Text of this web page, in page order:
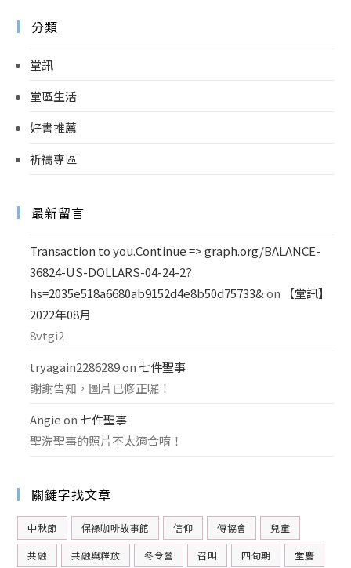
分類
堂訊
堂區生活
好書推薦
祈禱專區
最新留言
Transaction to you.Continue => graph.org/BALANCE-
36824-US-DOLLARS-04-24-2?
hs=2035e518a6680ab9152d4e8b50d75733& on
【堂訊】
2022年08月
8vtgi2
tryagain2286289on 七件聖事
謝謝告知，圖片已修正囉！
Angie on 七件聖事
聖洗聖事的照片不太適合唷！
關鍵字找文章
中秋節 保祿咖啡故事館 信仰 傳協會 兒童
共融 共融與釋放 冬令營 召叫 四旬期 堂慶